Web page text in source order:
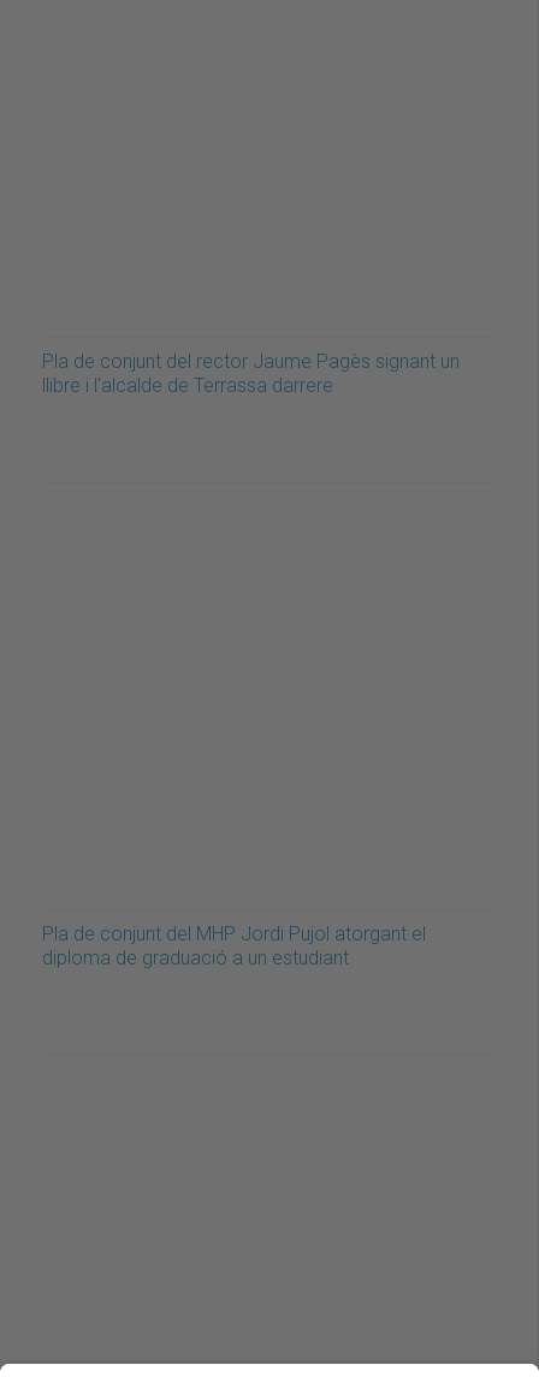
Pla de conjunt del rector Jaume Pagès signant un
llibre i l'alcalde de Terrassa darrere
Pla de conjunt del MHP Jordi Pujol atorgant el
diploma de graduació a un estudiant